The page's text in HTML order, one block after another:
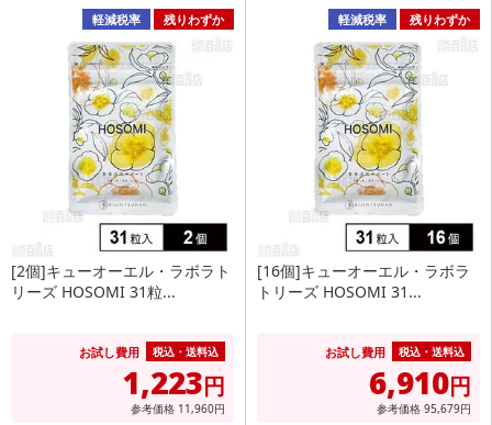
軽減税率 残りわずか
[2個]キューオーエル・ラボラト
リーズ HOSOMI 31粒...
お試し費用 税込・送料込
1,223円
参考価格 11,960円
軽減税率 残りわずか
[16個]キューオーエル・ラボラ
トリーズ HOSOMI 31...
お試し費用 税込・送料込
6,910円
参考価格 95,679円